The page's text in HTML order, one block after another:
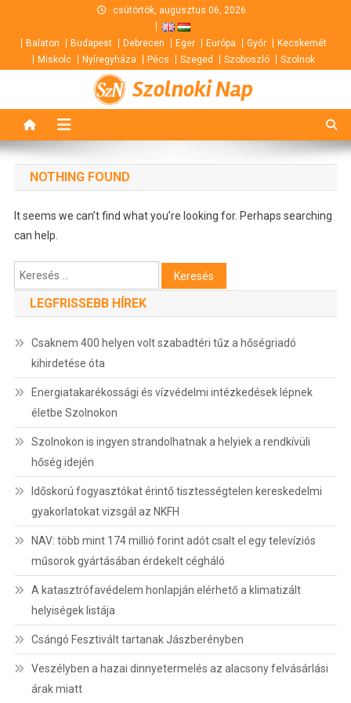
content
csütörtök, augusztus 06, 2026
Balaton Budapest Debrecen Eger Európa Győr
Kecskemét
Miskolc
Nyíregyháza Pécs Szeged Szoboszló Szolnok
Szolnoki Nap
NOTHING FOUND
It seems we can’t find what you’re looking for. Perhaps searching
can help.
Keresés:
LEGFRISSEBB HÍREK
Csaknem 400 helyen volt szabadtéri tűz a hőségriadó
kihirdetése óta
Energiatakarékossági és vízvédelmi intézkedések lépnek
életbe Szolnokon
Szolnokon is ingyen strandolhatnak a helyiek a rendkívüli
hőség idején
Időskorú fogyasztókat érintő tisztességtelen kereskedelmi
gyakorlatokat vizsgál az NKFH
NAV: több mint 174 millió forint adót csalt el egy televíziós
műsorok gyártásában érdekelt cégháló
A katasztrófavédelem honlapján elérhető a klimatizált
helyiségek listája
Csángó Fesztivált tartanak Jászberényben
Veszélyben a hazai dinnyetermelés az alacsony felvásárlási
árak miatt